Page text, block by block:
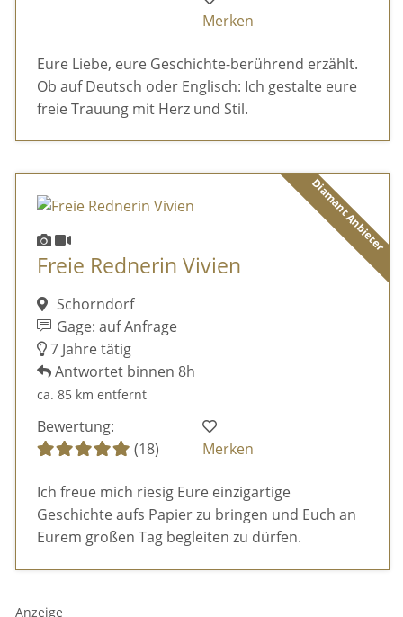
Merken
Eure Liebe, eure Geschichte-berührend erzählt.
Ob auf Deutsch oder Englisch: Ich gestalte eure
freie Trauung mit Herz und Stil.
Diamant Anbieter
Freie Rednerin Vivien
Schorndorf
Gage: auf Anfrage
7 Jahre tätig
Antwortet binnen 8h
ca. 85 km entfernt
Bewertung:
(18)
Merken
Ich freue mich riesig Eure einzigartige
Geschichte aufs Papier zu bringen und Euch an
Eurem großen Tag begleiten zu dürfen.
Anzeige